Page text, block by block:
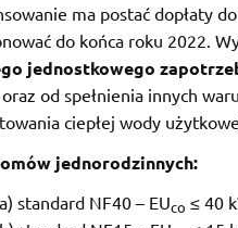
ma postać dopłaty
do końca roku 2022.
jednostkowego
oraz od spełnienia innych
ciepłej wody
jednorodzinnych:
a) standard NF40 – EUco ≤ 40